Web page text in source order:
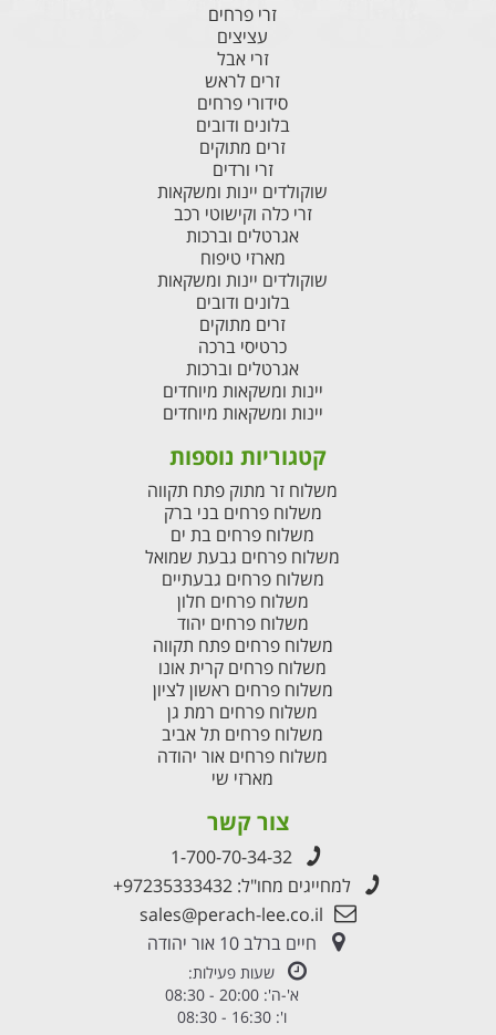
זרי פרחים
עציצים
זרי אבל
זרים לראש
סידורי פרחים
בלונים ודובים
זרים מתוקים
זרי ורדים
שוקולדים יינות ומשקאות
זרי כלה וקישוטי רכב
אגרטלים וברכות
מארזי טיפוח
שוקולדים יינות ומשקאות
בלונים ודובים
זרים מתוקים
כרטיסי ברכה
אגרטלים וברכות
יינות ומשקאות מיוחדים
יינות ומשקאות מיוחדים
קטגוריות נוספות
משלוח זר מתוק פתח תקווה
משלוח פרחים בני ברק
משלוח פרחים בת ים
משלוח פרחים גבעת שמואל
משלוח פרחים גבעתיים
משלוח פרחים חלון
משלוח פרחים יהוד
משלוח פרחים פתח תקווה
משלוח פרחים קרית אונו
משלוח פרחים ראשון לציון
משלוח פרחים רמת גן
משלוח פרחים תל אביב
משלוח פרחים אור יהודה
מארזי שי
צור קשר
1-700-70-34-32
למחייגים מחו"ל:+97235333432
sales@perach-lee.co.il
חיים ברלב 10 אור יהודה
שעות פעילות:
א'-ה': 20:00 - 08:30
ו': 16:30 - 08:30